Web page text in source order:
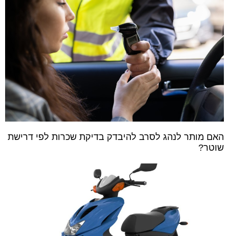
האם מותר לנהג לסרב להיבדק בדיקת שכרות לפי דרישת
שוטר?